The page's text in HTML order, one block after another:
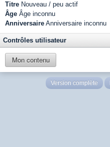
Titre Nouveau / peu actif
Âge Âge inconnu
Anniversaire Anniversaire inconnu
Contrôles utilisateur
Mon contenu
Version complète